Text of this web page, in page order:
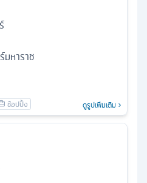
มหาราช
ดูรูปเพิ่มเติม